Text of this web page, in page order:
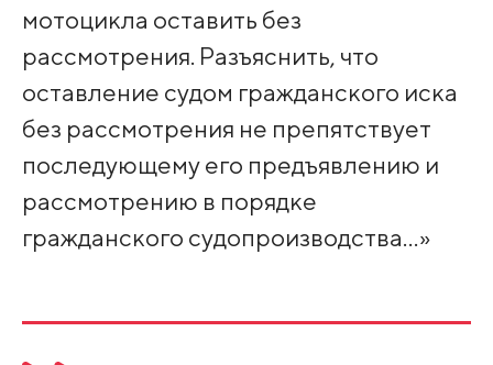
мотоцикла оставить без
рассмотрения. Разъяснить, что
оставление судом гражданского иска
без рассмотрения не препятствует
последующему его предъявлению и
рассмотрению в порядке
гражданского судопроизводства…»